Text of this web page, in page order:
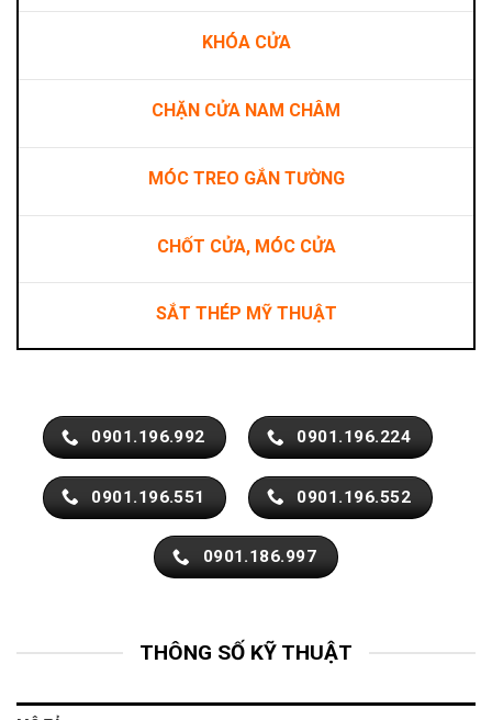
KHÓA CỬA
CHẶN CỬA NAM CHÂM
MÓC TREO GẮN TƯỜNG
CHỐT CỬA, MÓC CỬA
SẮT THÉP MỸ THUẬT
0901.196.992 0901.196.224
0901.196.551 0901.196.552
0901.186.997
THÔNG SỐ KỸ THUẬT